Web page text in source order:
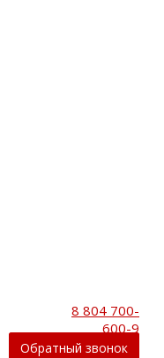
8 804 700-
600-9
Обратный звонок